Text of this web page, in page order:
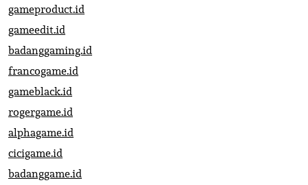
gameproduct.id
gameedit.id
badanggaming.id
francogame.id
gameblack.id
rogergame.id
alphagame.id
cicigame.id
badanggame.id